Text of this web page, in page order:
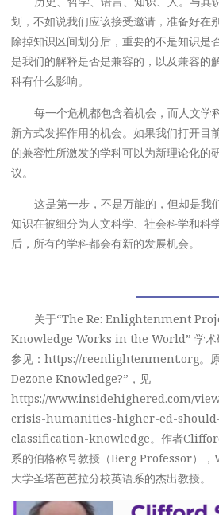
划，不如说我们应该接受邀请，准备好在
除掉知识区间划分后，重要的不是知识是
是我们的解释是否是兼容的，以及兼容的
科有什么影响。
每一个危机都包含着机会，而人文学
新方式发挥作用的机会。如果我们打开目
的兼容性所激发的学科可以为新理论化的
议。
这是第一步，不是万能的，但却是我
知识在被细分为人文科学、社会科学和科
后，所有的学科都会有新的发展机会。
关于“The Re: Enlightenment
Knowledge Works in the World” 学术
参见：https://reenlightenment.org。
Dezone Knowledge?”，见
https://www.insidehighered.com/
crisis-humanities-higher-ed-
classification-knowledge。作者
系的伯格称号教授（Berg Professor）
大学圣塔芭芭拉分校英语系的杰出教授。